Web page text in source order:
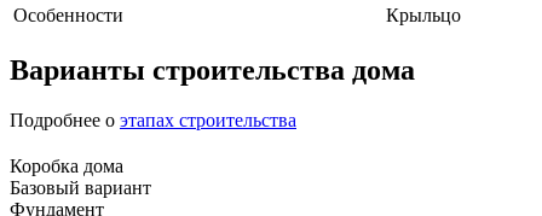
Особенности Крыльцо
Варианты строительства дома
Подробнее о этапах строительства
Коробка дома
Базовый вариант
Фундамент